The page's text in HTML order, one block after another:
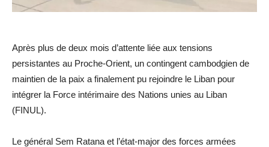
Après plus de deux mois d’attente liée aux tensions
persistantes au Proche-Orient, un contingent cambodgien de
maintien de la paix a finalement pu rejoindre le Liban pour
intégrer la Force intérimaire des Nations unies au Liban
(FINUL).
Le général Sem Ratana et l’état-major des forces armées